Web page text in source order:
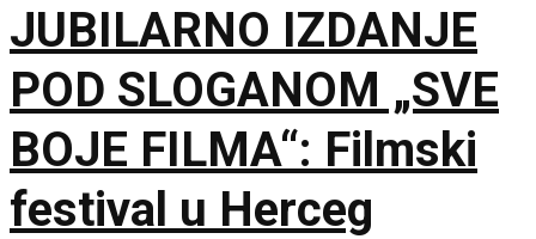
JUBILARNO IZDANJE
POD SLOGANOM „SVE
BOJE FILMA“: Filmski
festival u Herceg